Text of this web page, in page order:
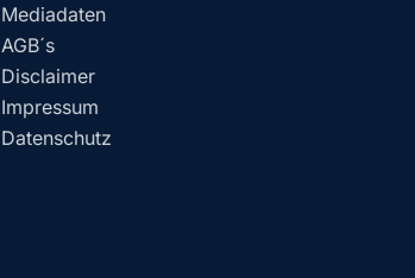
Mediadaten
AGB´s
Disclaimer
Impressum
Datenschutz